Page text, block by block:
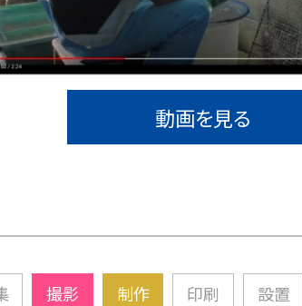
動画を見る
撮影 制作 印刷 設置